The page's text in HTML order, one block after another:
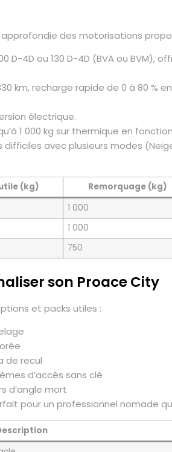
des motorisations
D-4D ou 130 D-4D (BVA ou
km, recharge rapide de 0 à 80 %
électrique.
1 000 kg sur thermique en
avec plusieurs modes
(kg) Remorquage (kg)
1 000
1 000
750
son Proace City
et packs utiles :
de recul
d’accès sans clé
d’angle mort
pour un professionnel nomade